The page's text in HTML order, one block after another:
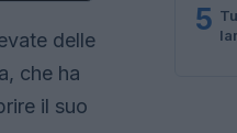
delle
che ha
il suo
5